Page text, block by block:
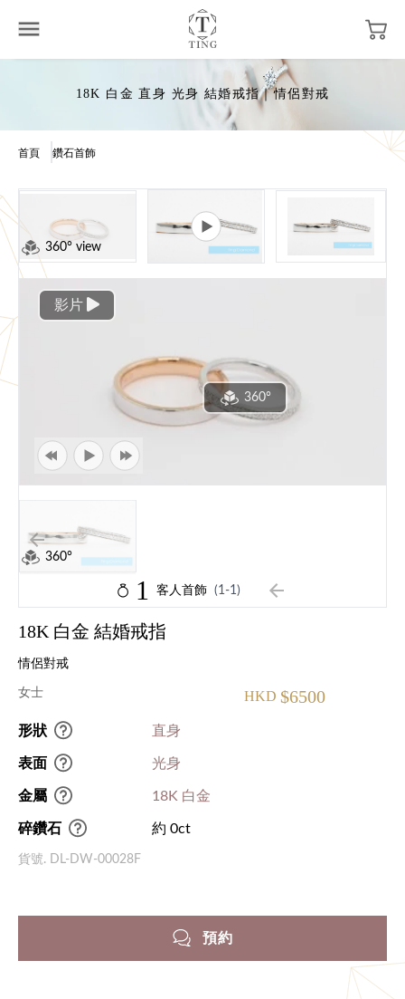
18K 白金 直身 光身 結婚戒指｜情侶對戒
首頁 鑽石首飾
360° view
影片
360°
360°
1 客人首飾 (1-1)
18K 白金 結婚戒指
情侶對戒
女士 HKD $6500
形狀 直身
表面 光身
金屬 18K 白金
碎鑽石 約 0ct
貨號. DL-DW-00028F
預約